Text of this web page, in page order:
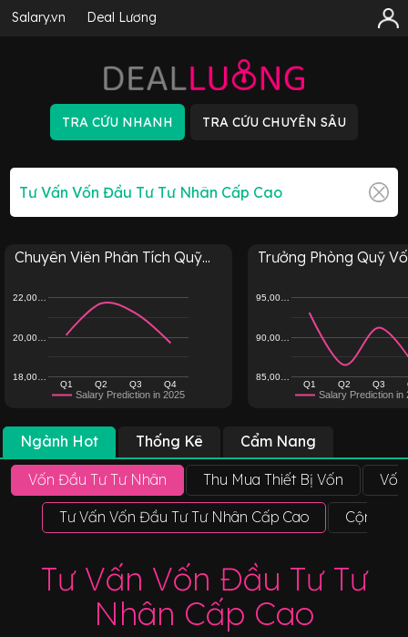
Salary.vn Deal Lương
Chuyên Viên Phân Tích Quỹ...
Salary Prediction in 2025
Q1 Q2 Q3 Q4
18,00…
20,00…
22,00…
Trưởng Phòng Quỹ
Salary Prediction in
Q1 Q2 Q3
85,00…
90,00…
95,00…
Ngành Hot Thống Kê Cẩm Nang
Vốn Đầu Tư Tư Nhân Thu Mua Thiết Bị Vốn
Tư Vấn Vốn Đầu Tư Tư Nhân Cấp Cao Cộng
Tư Vấn Vốn Đầu Tư Tư
Nhân Cấp Cao